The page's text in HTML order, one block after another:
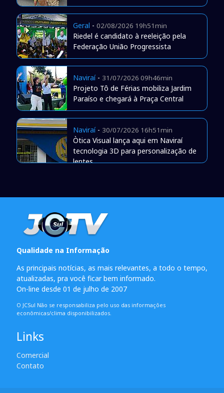
Geral - 02/08/2026 19h51min
Riedel é candidato à reeleição pela
Federação União Progressista
Naviraí- 31/07/2026 09h46min
Projeto Tô de Férias mobiliza Jardim
Paraíso e chegará à Praça Central
Naviraí- 30/07/2026 16h51min
Òtica Visual lança aqui em Naviraí
tecnologia 3D para personalização de
lentes
Qualidade na Informação
As principais notícias, as mais relevantes, a todo o tempo,
atualizadas, pra você ficar bem informado.
On-line desde 01 de julho de 2007
O JCSul Não se responsabiliza pelo uso das informações
econômicas/clima disponibilizados.
Links
Comercial
Contato